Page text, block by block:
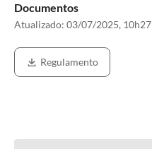
Documentos
Atualizado: 03/07/2025, 10h27
Regulamento